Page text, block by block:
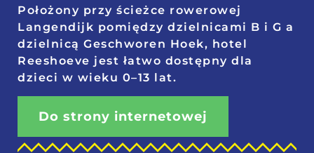
Położony przy ścieżce rowerowej
Langendijk pomiędzy dzielnicami B i G a
dzielnicą Geschworen Hoek, hotel
Reeshoeve jest łatwo dostępny dla
dzieci w wieku 0–13 lat.
Do strony internetowej